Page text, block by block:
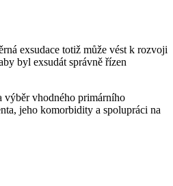
exsudace totiž může vést k rozvoji
byl exsudát správně řízen
výběr vhodného primárního
jeho komorbidity a spolupráci na